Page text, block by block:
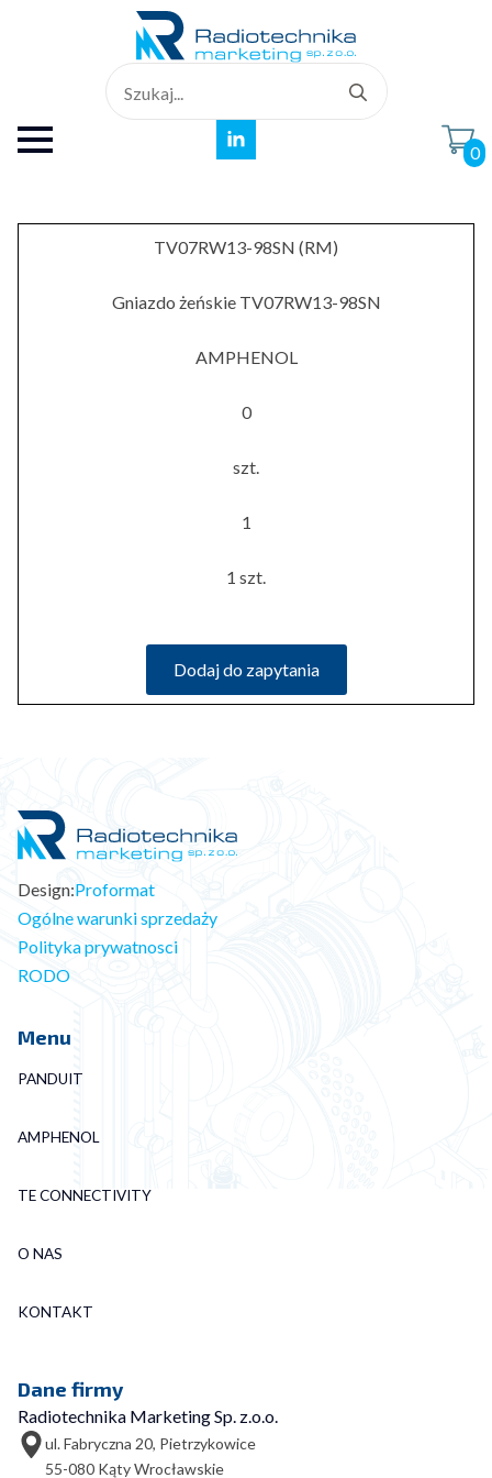
for:
0
TV07RW13-98SN (RM)
Gniazdo żeńskie TV07RW13-98SN
AMPHENOL
0
szt.
1
1 szt.
Dodaj do zapytania
Design:Proformat
Ogólne warunki sprzedaży
Polityka prywatnosci
RODO
Menu
PANDUIT
AMPHENOL
TE CONNECTIVITY
O NAS
KONTAKT
Dane firmy
Radiotechnika Marketing Sp. z.o.o.
ul. Fabryczna 20, Pietrzykowice
55-080 Kąty Wrocławskie